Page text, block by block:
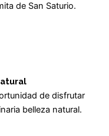
de San Saturio.
de disfrutar
belleza natural.